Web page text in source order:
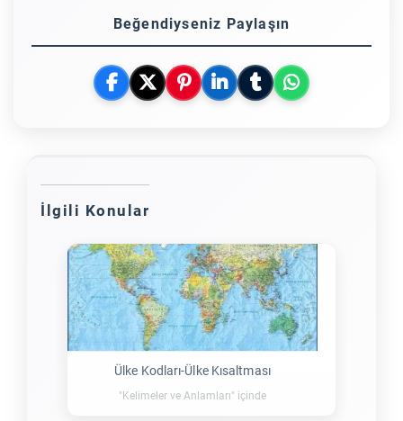
Beğendiyseniz Paylaşın
İlgili Konular
Ülke Kodları-Ülke Kısaltması
"Kelimeler ve Anlamları" içinde